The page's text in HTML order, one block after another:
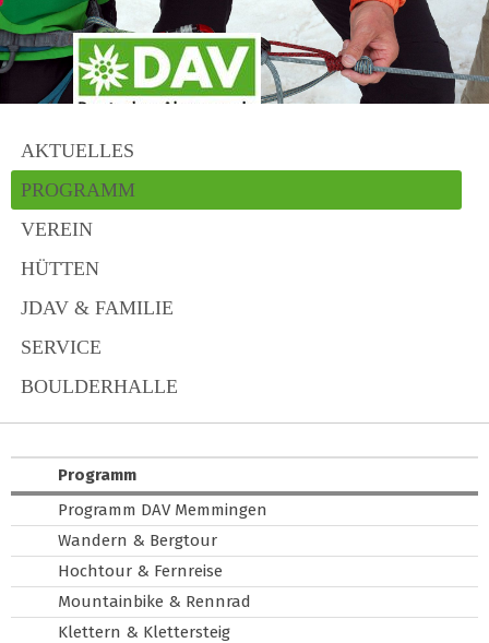
AKTUELLES
PROGRAMM
VEREIN
HÜTTEN
JDAV & FAMILIE
SERVICE
BOULDERHALLE
Programm
Programm DAV Memmingen
Wandern & Bergtour
Hochtour & Fernreise
Mountainbike & Rennrad
Klettern & Klettersteig